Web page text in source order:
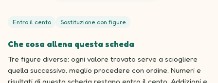
Entro il cento Sostituzione con figure
Che cosa allena questa scheda
Tre figure diverse: ogni valore trovato serve a sciogliere
quella successiva, meglio procedere con ordine. Numeri e
risultati di questa scheda restano entro il cento. Addizioni e